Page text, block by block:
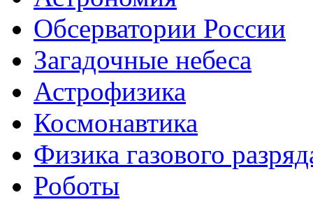
Обсерватории России
Загадочные небеса
Астрофизика
Космонавтика
Физика газового
Роботы